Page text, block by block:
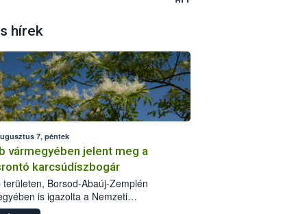
hírek
7, péntek
vármegyében jelent meg a
karcsúdíszbogár
területen, Borsod-Abaúj-Zemplén
is igazolta a Nemzeti
biztonsági Hivatal (Nébih) a